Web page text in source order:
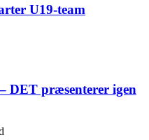
U19-team
DET præsenterer igen